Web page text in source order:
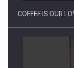
COFFEE IS OUR